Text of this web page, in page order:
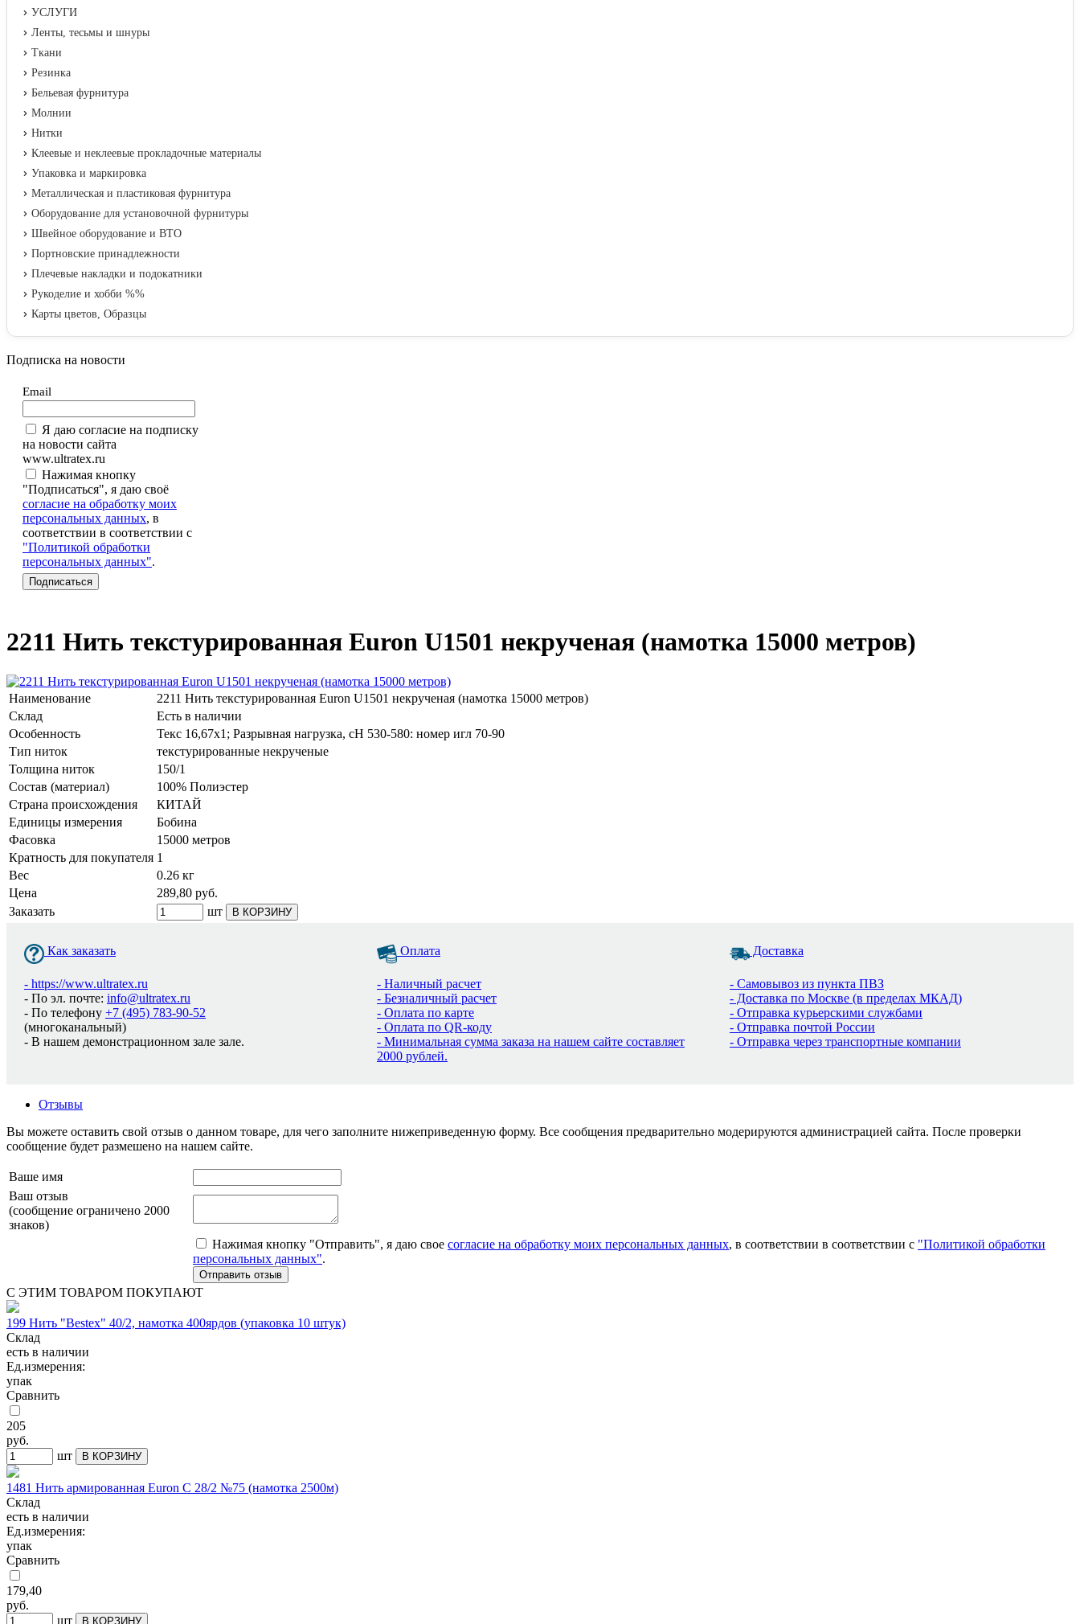
УСЛУГИ
Ленты, тесьмы и шнуры
Ткани
Резинка
Бельевая фурнитура
Молнии
Нитки
Клеевые и неклеевые прокладочные материалы
Упаковка и маркировка
Металлическая и пластиковая фурнитура
Оборудование для установочной фурнитуры
Швейное оборудование и ВТО
Портновские принадлежности
Плечевые накладки и подокатники
Рукоделие и хобби %%
Карты цветов, Образцы
Подписка на новости
Email
Я даю согласие на подписку
на новости сайта
www.ultratex.ru
Нажимая кнопку
"Подписаться", я даю своё
согласие на обработку моих
персональных данных, в
соответствии в соответствии с
"Политикой обработки
персональных данных".
2211 Нить текстурированная Euron U1501 некрученая (намотка 15000 метров)
Наименование
2211 Нить текстурированная Euron U1501 некрученая (намотка 15000 метров)
Склад
Есть в наличии
Особенность
Текс 16,67х1; Разрывная нагрузка, сН 530-580: номер игл 70-90
Тип ниток
текстурированные некрученые
Толщина ниток
150/1
Состав (материал)
100% Полиэстер
Страна происхождения
КИТАЙ
Единицы измерения
Бобина
Фасовка
15000 метров
Кратность для покупателя 1
Вес
0.26 кг
Цена
289,80 руб.
Заказать
шт В КОРЗИНУ
Как заказать
- https://www.ultratex.ru
- По эл. почте: info@ultratex.ru
- По телефону +7 (495) 783-90-52
(многоканальный)
- В нашем демонстрационном зале зале.
Оплата
- Наличный расчет
- Безналичный расчет
- Оплата по карте
- Оплата по QR-коду
- Минимальная сумма заказа на нашем сайте составляет
2000 рублей.
Доставка
- Самовывоз из пункта ПВЗ
- Доставка по Москве (в пределах МКАД)
- Отправка курьерскими службами
- Отправка почтой России
- Отправка через транспортные компании
Отзывы
Вы можете оставить свой отзыв о данном товаре, для чего заполните нижеприведенную форму. Все сообщения предварительно модерируются администрацией сайта. После проверки
сообщение будет размешено на нашем сайте.
Ваше имя
Ваш отзыв
(сообщение ограничено 2000
знаков)
Нажимая кнопку "Отправить", я даю свое согласие на обработку моих персональных данных, в соответствии в соответствии с "Политикой обработки
персональных данных".
С ЭТИМ ТОВАРОМ ПОКУПАЮТ
199 Нить "Bestex" 40/2, намотка 400ярдов (упаковка 10 штук)
Склад
есть в наличии
Ед.измерения:
упак
Сравнить
205
руб.
шт
В КОРЗИНУ
1481 Нить армированная Euron C 28/2 №75 (намотка 2500м)
Склад
есть в наличии
Ед.измерения:
упак
Сравнить
179,40
руб.
шт
В КОРЗИНУ